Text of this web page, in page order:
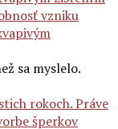
vzniku
sa myslelo.